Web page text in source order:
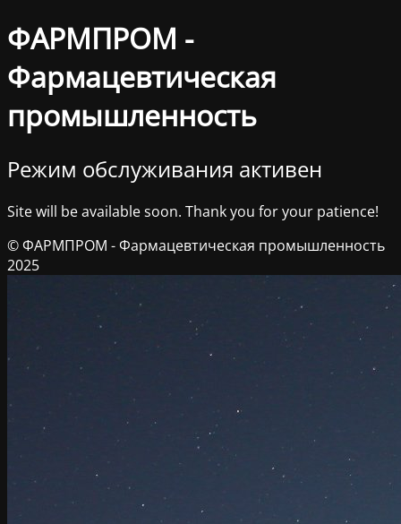
ФАРМПРОМ -
Фармацевтическая
промышленность
Режим обслуживания активен
Site will be available soon. Thank you for your patience!
© ФАРМПРОМ - Фармацевтическая промышленность
2025